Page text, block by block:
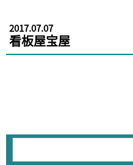
2017.07.07
看板屋宝屋